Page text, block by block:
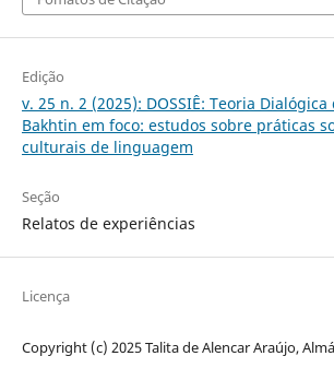
Edição
v. 25 n. 2 (2025): DOSSIÊ: Teoria
Bakhtin em foco: estudos sobre práticas
culturais de linguagem
Seção
Relatos de experiências
Licença
Copyright (c) 2025 Talita de Alencar Araújo,